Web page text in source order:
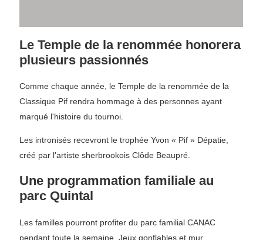
Le Temple de la renommée honorera
plusieurs passionnés
Comme chaque année, le Temple de la renommée de la
Classique Pif rendra hommage à des personnes ayant
marqué l'histoire du tournoi.
Les intronisés recevront le trophée Yvon « Pif » Dépatie,
créé par l'artiste sherbrookois Clôde Beaupré.
Une programmation familiale au
parc Quintal
Les familles pourront profiter du parc familial CANAC
pendant toute la semaine. Jeux gonflables et mur